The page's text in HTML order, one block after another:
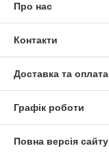
Про нас
Контакти
Доставка та оплата
Графік роботи
Повна версія сайту